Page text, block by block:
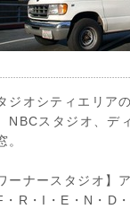
ジオシティエリア
NBCスタジオ、デ
。
ーナースタジオ】
・R・I・E・N・D